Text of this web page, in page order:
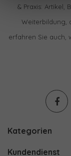
& Praxis: Artikel,
Weiterbildung,
erfahren Sie auch,
Kategorien
Kundendienst